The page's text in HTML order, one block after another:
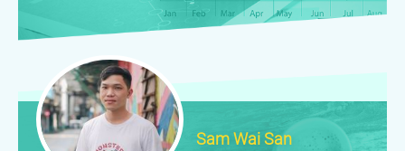
Sam Wai San